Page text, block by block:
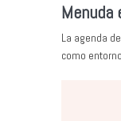
Menuda
La agenda
como